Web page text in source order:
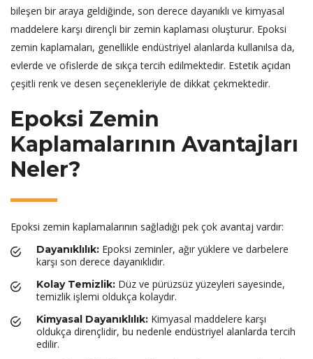
bileşen bir araya geldiğinde, son derece dayanıklı ve kimyasal
maddelere karşı dirençli bir zemin kaplaması oluşturur. Epoksi
zemin kaplamaları, genellikle endüstriyel alanlarda kullanılsa da,
evlerde ve ofislerde de sıkça tercih edilmektedir. Estetik açıdan
çeşitli renk ve desen seçenekleriyle de dikkat çekmektedir.
Epoksi Zemin
Kaplamalarının Avantajları
Neler?
Epoksi zemin kaplamalarının sağladığı pek çok avantaj vardır:
Dayanıklılık: Epoksi zeminler, ağır yüklere ve darbelere
karşı son derece dayanıklıdır.
Kolay Temizlik: Düz ve pürüzsüz yüzeyleri sayesinde,
temizlik işlemi oldukça kolaydır.
Kimyasal Dayanıklılık: Kimyasal maddelere karşı
oldukça dirençlidir, bu nedenle endüstriyel alanlarda tercih
edilir.